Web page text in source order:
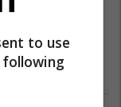
të
se gënjeu për
86 mijë euro, u
to use